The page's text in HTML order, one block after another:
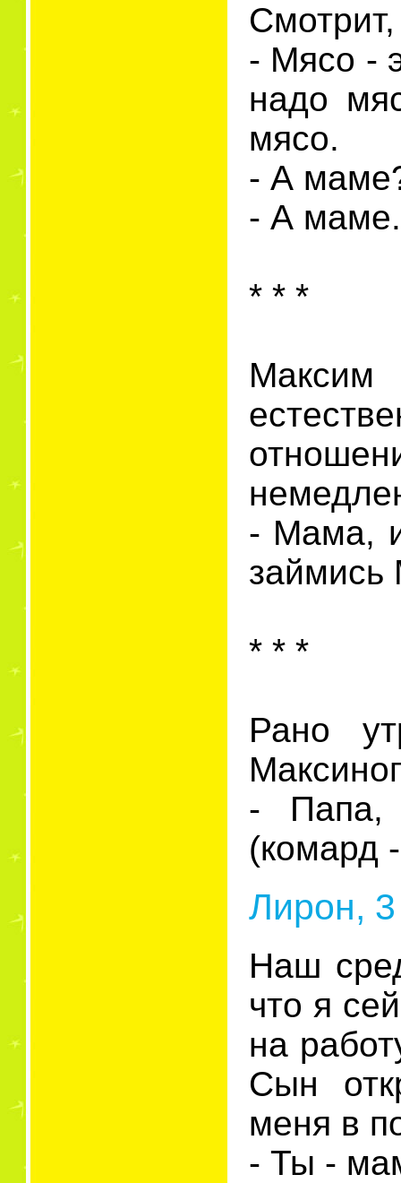
- Мясо -
надо
мясо.
- А
- А
* * *
- Мама,
займись
* * *
Рано
- Папа,
(комард
Лирон, 3
Наш
что я
на
Сын
меня в
- Ты -